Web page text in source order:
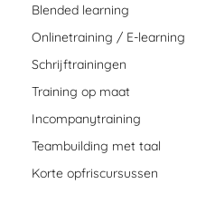
Blended learning
Onlinetraining / E-learning
Schrijftrainingen
Training op maat
Incompanytraining
Teambuilding met taal
Korte opfriscursussen